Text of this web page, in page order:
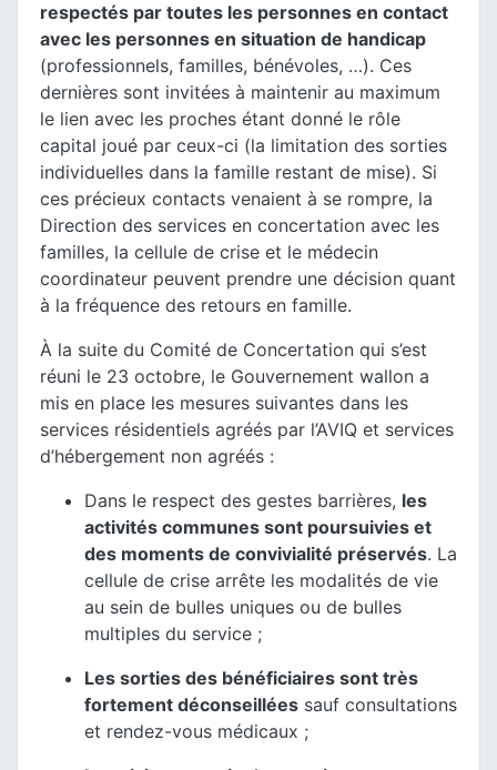
respectés par toutes les personnes en contact
avec les personnes en situation de handicap
(professionnels, familles, bénévoles, …). Ces
dernières sont invitées à maintenir au maximum
le lien avec les proches étant donné le rôle
capital joué par ceux-ci (la limitation des sorties
individuelles dans la famille restant de mise). Si
ces précieux contacts venaient à se rompre, la
Direction des services en concertation avec les
familles, la cellule de crise et le médecin
coordinateur peuvent prendre une décision quant
à la fréquence des retours en famille.
À la suite du Comité de Concertation qui s’est
réuni le 23 octobre, le Gouvernement wallon a
mis en place les mesures suivantes dans les
services résidentiels agréés par l’AVIQ et services
d’hébergement non agréés :
Dans le respect des gestes barrières, les
activités communes sont poursuivies et
des moments de convivialité préservés. La
cellule de crise arrête les modalités de vie
au sein de bulles uniques ou de bulles
multiples du service ;
Les sorties des bénéficiaires sont très
fortement déconseillées sauf consultations
et rendez-vous médicaux ;